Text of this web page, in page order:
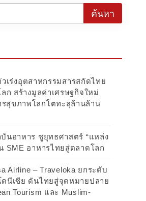
เร่งอุตสาหกรรมสารสกัดไทย
ก สร้างมูลค่าเศรษฐกิจใหม่
สุขภาพโลกโตทะลุล้านล้าน
นอาหาร ชูยุทธศาสตร์ “แหล่ง
SME อาหารไทยสู่ตลาดโลก
Airline – Traveloka ยกระดับ
ดนีเซีย ดันไทยสู่จุดหมายปลาย
Tourism และ Muslim-